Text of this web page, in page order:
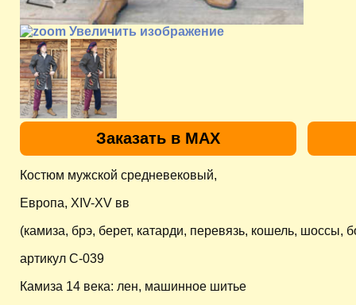
Увеличить изображение
Заказать в MAX
Костюм мужской средневековый,
Европа, XIV-XV вв
(камиза, брэ, берет, катарди, перевязь, кошель, шоссы,
артикул C-039
Камиза 14 века: лен, машинное шитье